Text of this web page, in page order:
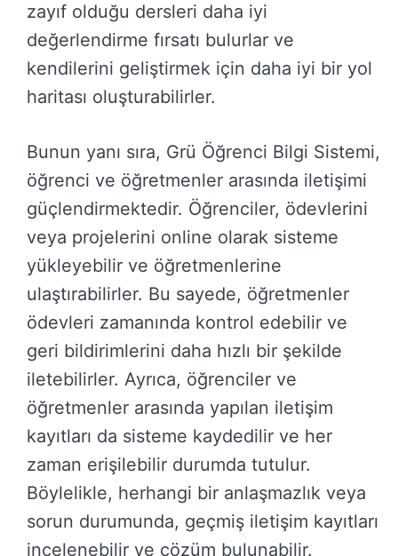
zayıf olduğu dersleri daha iyi
değerlendirme fırsatı bulurlar ve
kendilerini geliştirmek için daha iyi bir yol
haritası oluşturabilirler.
Bunun yanı sıra, Grü Öğrenci Bilgi Sistemi,
öğrenci ve öğretmenler arasında iletişimi
güçlendirmektedir. Öğrenciler, ödevlerini
veya projelerini online olarak sisteme
yükleyebilir ve öğretmenlerine
ulaştırabilirler. Bu sayede, öğretmenler
ödevleri zamanında kontrol edebilir ve
geri bildirimlerini daha hızlı bir şekilde
iletebilirler. Ayrıca, öğrenciler ve
öğretmenler arasında yapılan iletişim
kayıtları da sisteme kaydedilir ve her
zaman erişilebilir durumda tutulur.
Böylelikle, herhangi bir anlaşmazlık veya
sorun durumunda, geçmiş iletişim kayıtları
incelenebilir ve çözüm bulunabilir.